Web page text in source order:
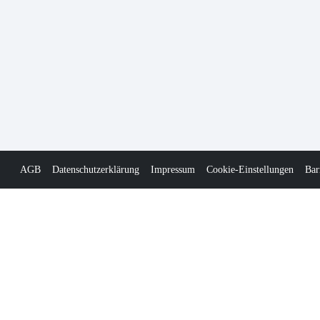
AGB Datenschutzerklärung Impressum Cookie-Einstellungen